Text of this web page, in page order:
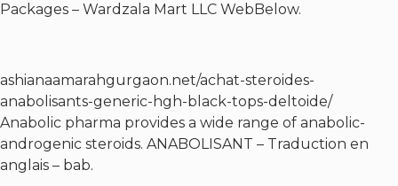
Packages – Wardzala Mart LLC WebBelow.
ashianaamarahgurgaon.net/achat-steroides-
anabolisants-generic-hgh-black-tops-deltoide/
Anabolic pharma provides a wide range of anabolic-
androgenic steroids. ANABOLISANT – Traduction en
anglais – bab.